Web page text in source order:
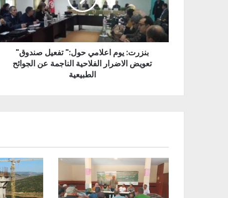
"بنزرت: يوم اعلامي حول:" تفعيل صندوق
تعويض الاضرار الفلاحية الناجمة عن الجوائح
الطبيعية